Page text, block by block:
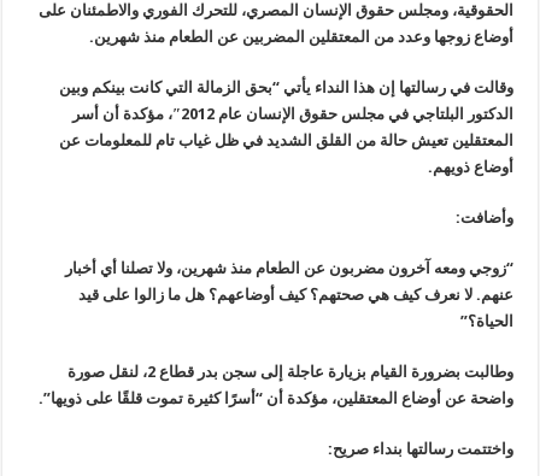
الحقوقية، ومجلس حقوق الإنسان المصري، للتحرك الفوري والاطمئنان على
أوضاع زوجها وعدد من المعتقلين المضربين عن الطعام منذ شهرين.
وقالت في رسالتها إن هذا النداء يأتي “بحق الزمالة التي كانت بينكم وبين
الدكتور البلتاجي في مجلس حقوق الإنسان عام 2012″، مؤكدة أن أسر
المعتقلين تعيش حالة من القلق الشديد في ظل غياب تام للمعلومات عن
أوضاع ذويهم.
وأضافت:
“زوجي ومعه آخرون مضربون عن الطعام منذ شهرين، ولا تصلنا أي أخبار
عنهم.لا نعرف كيف هي صحتهم؟ كيف أوضاعهم؟ هل ما زالوا على قيد
الحياة؟”
وطالبت بضرورة القيام بزيارة عاجلة إلى سجن بدر قطاع 2 ، لنقل صورة
واضحة عن أوضاع المعتقلين، مؤكدة أن “أسرًا كثيرة تموت قلقًا على ذويها”.
واختتمت رسالتها بنداء صريح: